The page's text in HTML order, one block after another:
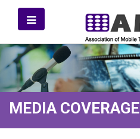
MEDIA COVERAGE